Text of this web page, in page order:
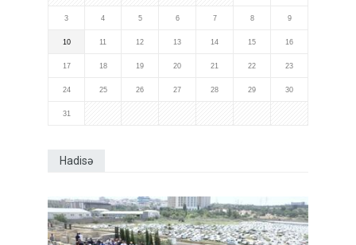
3 4 5 6 7 8 9
10 11 12 13 14 15 16
17 18 19 20 21 22 23
24 25 26 27 28 29 30
31
Hadisə